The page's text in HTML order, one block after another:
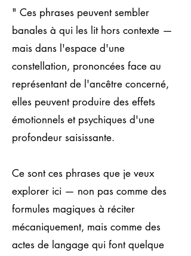
" Ces phrases peuvent sembler
banales à qui les lit hors contexte —
mais dans l'espace d'une
constellation, prononcées face au
représentant de l'ancêtre concerné,
elles peuvent produire des effets
émotionnels et psychiques d'une
profondeur saisissante.
Ce sont ces phrases que je veux
explorer ici — non pas comme des
formules magiques à réciter
mécaniquement, mais comme des
actes de langage qui font quelque